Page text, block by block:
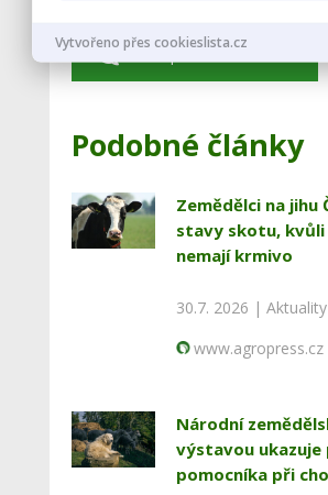
Vstoupit do diskuze
Podobné články
Zemědělci na jihu
stavy skotu, kvůli
nemají krmivo
30.7. 2026 | Aktuality
www.agropress.cz
Národní
výstavou ukazuje
pomocníka při
Vytvořeno přes cookieslista.cz